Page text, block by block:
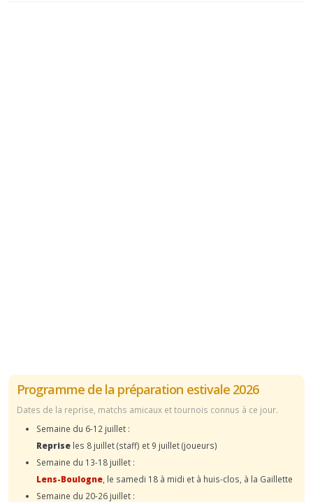
Programme de la préparation estivale 2026
Dates de la reprise, matchs amicaux et tournois connus à ce jour.
Semaine du 6-12 juillet :
Reprise les 8 juillet (staff) et 9 juillet (joueurs)
Semaine du 13-18 juillet :
Lens-Boulogne , le samedi 18 à midi et à huis-clos, à la Gaillette
Semaine du 20-26 juillet :